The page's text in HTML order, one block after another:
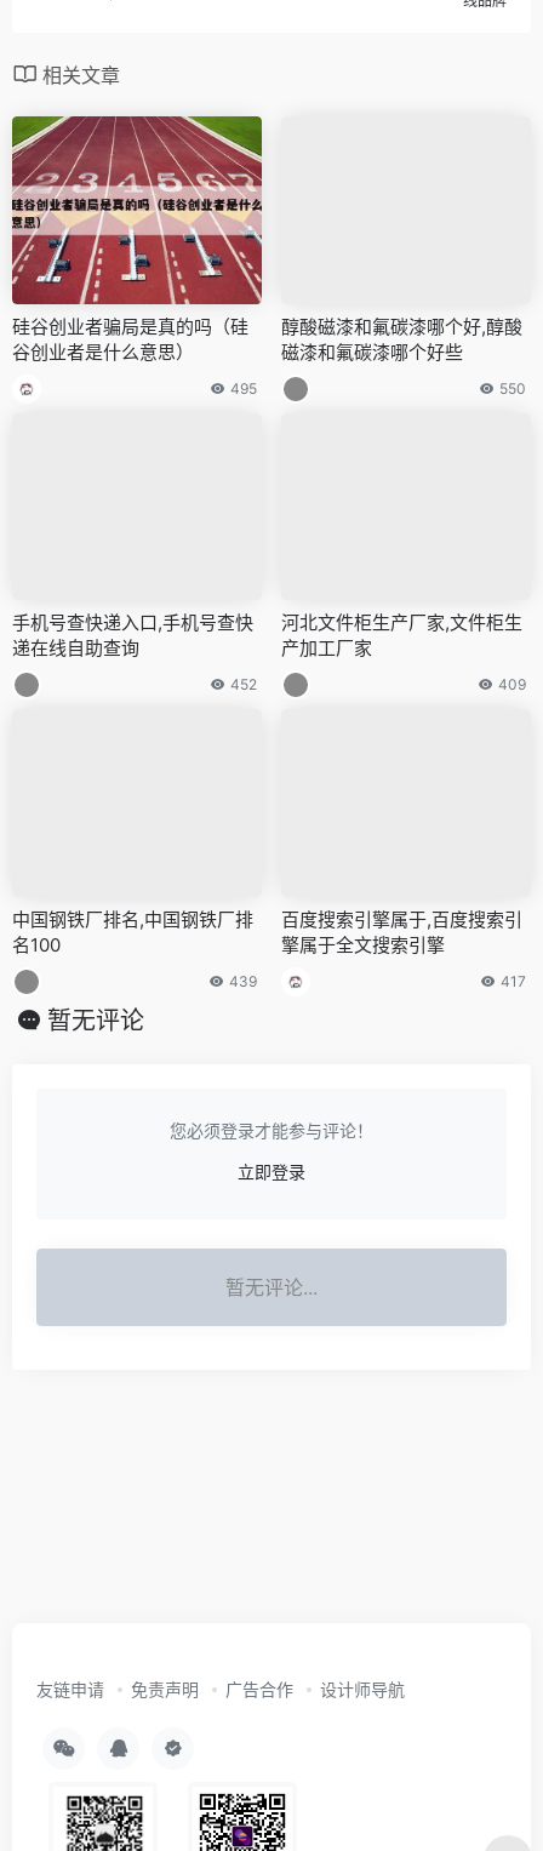
相关文章
硅谷创业者骗局是真的吗（硅
谷创业者是什么意思）
495
醇酸磁漆和氟碳漆哪个好,醇酸
磁漆和氟碳漆哪个好些
550
手机号查快递入口,手机号查快
递在线自助查询
452
河北文件柜生产厂家,文件柜生
产加工厂家
409
中国钢铁厂排名,中国钢铁厂排
名100
439
百度搜索引擎属于,百度搜索引
擎属于全文搜索引擎
417
暂无评论
您必须登录才能参与评论！
立即登录
暂无评论...
友链申请 免责声明 广告合作 设计师导航